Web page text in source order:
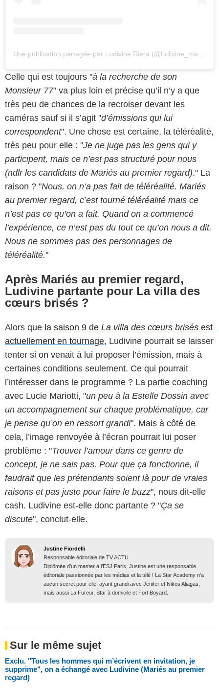
Celle qui est toujours "à la recherche de son
Monsieur 77" va plus loin et précise qu’il n’y a que
très peu de chances de la recroiser devant les
caméras sauf si il s’agit "d’émissions qui lui
correspondent". Une chose est certaine, la téléréalité,
très peu pour elle : "Je ne juge pas les gens qui y
participent, mais ce n’est pas structuré pour nous
(ndlr les candidats de Mariés au premier regard)." La
raison ? "Nous, on n’a pas fait de téléréalité. Mariés
au premier regard, c’est tourné téléréalité mais ce
n’est pas ce qu’on a fait. Quand on a commencé
l’expérience, ce n’est pas du tout ce qu’on nous a dit.
Nous ne sommes pas des personnages de
téléréalité."
Après Mariés au premier regard,
Ludivine partante pour La villa des
cœurs brisés ?
Alors que la saison 9 de La villa des cœurs brisés est
actuellement en tournage, Ludivine pourrait se laisser
tenter si on venait à lui proposer l’émission, mais à
certaines conditions seulement. Ce qui pourrait
l’intéresser dans le programme ? La partie coaching
avec Lucie Mariotti, "un peu à la Estelle Dossin avec
un accompagnement sur chaque problématique, car
je pense qu’on en ressort grandi". Mais à côté de
cela, l’image renvoyée à l’écran pourrait lui poser
problème : "Trouver l’amour dans ce genre de
concept, je ne sais pas. Pour que ça fonctionne, il
faudrait que les prétendants soient là pour de vraies
raisons et pas juste pour faire le buzz", nous dit-elle
cash. Ludivine est-elle donc partante ? "Ça se
discute", conclut-elle.
Justine Fiordelli
Responsable éditoriale de TV ACTU
Diplômée d’un master à l’ESJ Paris, Justine est une responsable
éditoriale passionnée par les médias et la télé ! La Star Academy n’a
aucun secret pour elle, ayant grandi avec Jenifer et Nikos Aliagas,
mais aussi La Fureur, Star à domicile et Fort Boyard.
Sur le même sujet
Exclu. "Tous les hommes qui m’écrivent en invitation, je
supprime", on a échangé avec Ludivine (Mariés au premier
regard)